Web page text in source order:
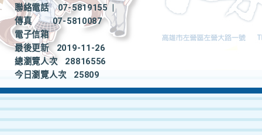
聯絡電話
07-5819155
|
傳真
07-5810087
電子信箱
最後更新
2019-11-26
總瀏覽人次
28816556
今日瀏覽人次
25809